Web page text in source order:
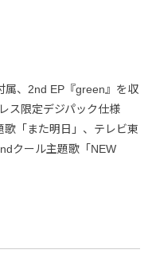
、2nd EP『green』を収
ス限定デジパック仕様
「また明日」、テレビ東
クール主題歌「NEW